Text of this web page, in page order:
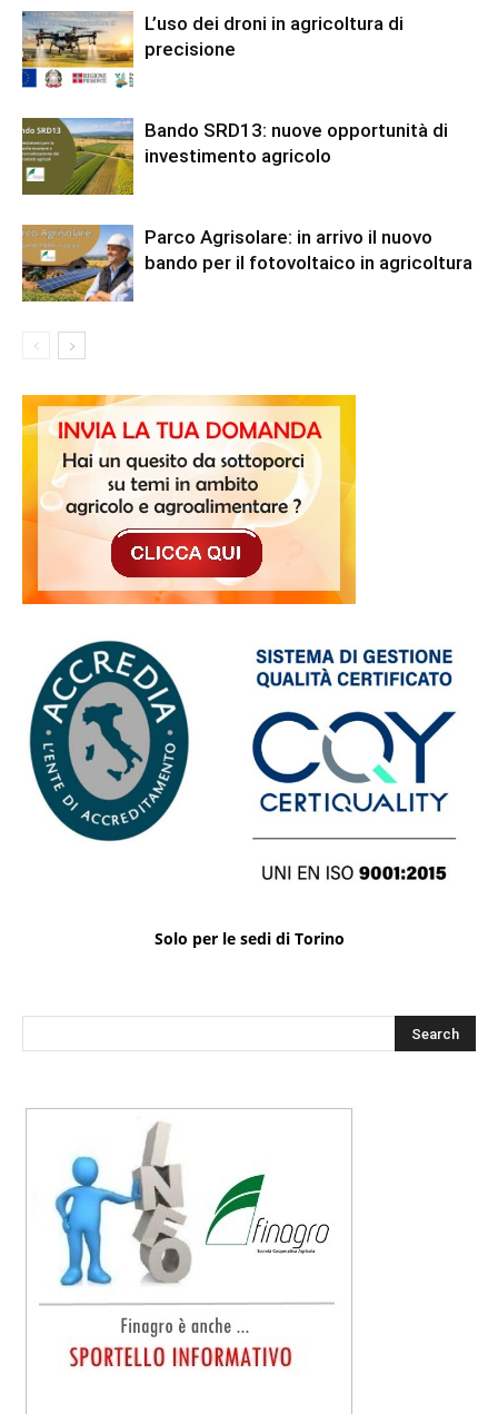
L’uso dei droni in agricoltura di
precisione
Bando SRD13: nuove opportunità di
investimento agricolo
Parco Agrisolare: in arrivo il nuovo
bando per il fotovoltaico in agricoltura
Solo per le sedi di Torino